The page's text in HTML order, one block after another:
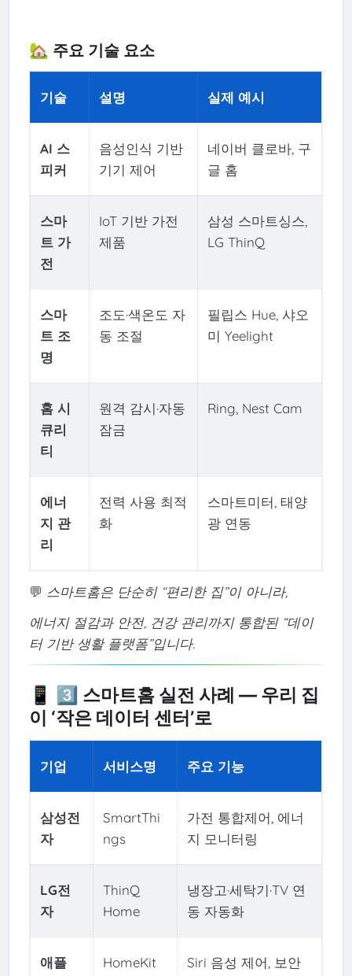
🏡 주요 기술 요소
기술 설명 실제 예시
AI 스
피커
음성인식 기반
기기 제어
네이버 클로바, 구
글 홈
스마
트 가
전
IoT 기반 가전
제품
삼성 스마트싱스,
LG ThinQ
스마
트 조
명
조도·색온도 자
동 조절
필립스 Hue, 샤오
미 Yeelight
홈 시
큐리
티
원격 감시·자동
잠금
Ring, Nest Cam
에너
지 관
리
전력 사용 최적
화
스마트미터, 태양
광 연동
💬 스마트홈은 단순히 “편리한 집”이 아니라,
에너지 절감과 안전, 건강 관리까지 통합된 “데이
터 기반 생활 플랫폼”입니다.
📱 3️⃣ 스마트홈 실전 사례 — 우리 집
이 ‘작은 데이터 센터’로
기업 서비스명 주요 기능
삼성전
자
SmartThi
ngs
가전 통합제어, 에너
지 모니터링
LG전
자
ThinQ
Home
냉장고·세탁기·TV 연
동 자동화
애플 HomeKit
Siri 음성 제어, 보안